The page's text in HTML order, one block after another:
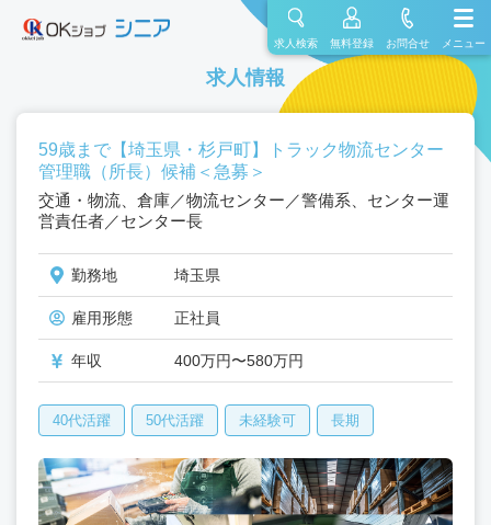
求人検索 無料登録 お問合せ メニュー
求人情報
59歳まで【埼玉県・杉戸町】トラック物流センター
管理職（所長）候補＜急募＞
交通・物流、倉庫／物流センター／警備系、センター運
営責任者／センター長
勤務地 埼玉県
雇用形態 正社員
年収 400万円〜580万円
40代活躍 50代活躍 未経験可 長期